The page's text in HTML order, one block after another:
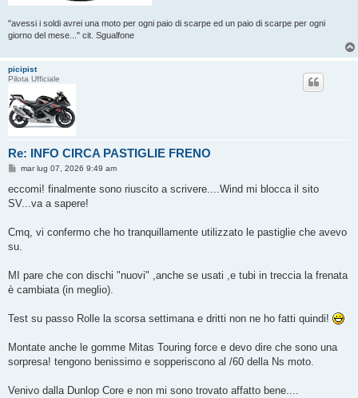
"avessi i soldi avrei una moto per ogni paio di scarpe ed un paio di scarpe per ogni
giorno del mese..." cit. Sgualfone
picipist
Pilota Ufficiale
Re: INFO CIRCA PASTIGLIE FRENO
M
s
a
i
o
mar lug 07, 2026 9:49 am
eccomi! finalmente sono riuscito a scrivere....Wind mi blocca il sito
SV...va a sapere!
Cmq, vi confermo che ho tranquillamente utilizzato le pastiglie che avevo
su.
MI pare che con dischi "nuovi" ,anche se usati ,e tubi in treccia la frenata
è cambiata (in meglio).
Test su passo Rolle la scorsa settimana e dritti non ne ho fatti quindi!
Montate anche le gomme Mitas Touring force e devo dire che sono una
sorpresa! tengono benissimo e sopperiscono al /60 della Ns moto.
Venivo dalla Dunlop Core e non mi sono trovato affatto bene....